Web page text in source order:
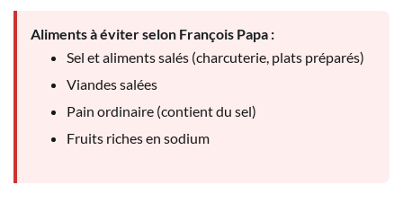
Aliments à éviter selon François Papa :
Sel et aliments salés (charcuterie, plats préparés)
Viandes salées
Pain ordinaire (contient du sel)
Fruits riches en sodium